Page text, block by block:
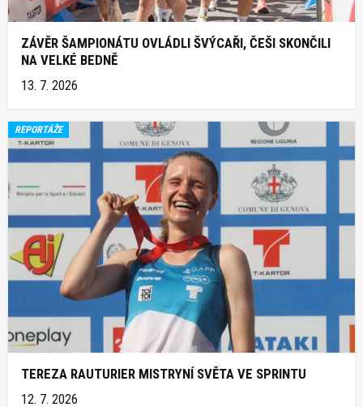
ZÁVĚR ŠAMPIONÁTU OVLÁDLI ŠVÝCAŘI, ČEŠI SKONČILI
NA VELKÉ BEDNĚ
13. 7. 2026
REPORTÁŽE
TEREZA RAUTURIER MISTRYNÍ SVĚTA VE SPRINTU
12. 7. 2026